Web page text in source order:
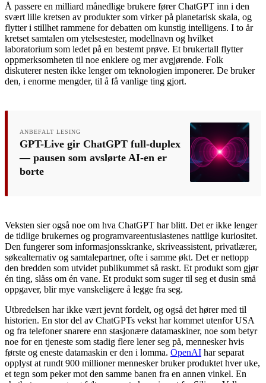
Å passere en milliard månedlige brukere fører ChatGPT inn i den
svært lille kretsen av produkter som virker på planetarisk skala, og
flytter i stillhet rammene for debatten om kunstig intelligens. I to år
kretset samtalen om ytelsestester, modellnavn og hvilket
laboratorium som ledet på en bestemt prøve. Et brukertall flytter
oppmerksomheten til noe enklere og mer avgjørende. Folk
diskuterer nesten ikke lenger om teknologien imponerer. De bruker
den, i enorme mengder, til å få vanlige ting gjort.
ANBEFALT LESING
GPT-Live gir ChatGPT full-duplex
— pausen som avslørte AI-en er
borte
Veksten sier også noe om hva ChatGPT har blitt. Det er ikke lenger
de tidlige brukernes og programvareentusiastenes nattlige kuriositet.
Den fungerer som informasjonsskranke, skriveassistent, privatlærer,
søkealternativ og samtalepartner, ofte i samme økt. Det er nettopp
den bredden som utvidet publikummet så raskt. Et produkt som gjør
én ting, slåss om én vane. Et produkt som suger til seg et dusin små
oppgaver, blir mye vanskeligere å legge fra seg.
Utbredelsen har ikke vært jevnt fordelt, og også det hører med til
historien. En stor del av ChatGPTs vekst har kommet utenfor USA
og fra telefoner snarere enn stasjonære datamaskiner, noe som betyr
noe for en tjeneste som stadig flere lener seg på, mennesker hvis
første og eneste datamaskin er den i lomma. OpenAI har separat
opplyst at rundt 900 millioner mennesker bruker produktet hver uke,
et tegn som peker mot den samme banen fra en annen vinkel. En